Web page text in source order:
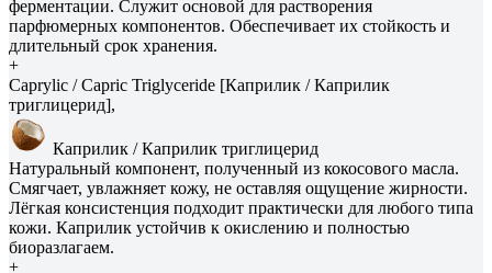
ферментации. Служит основой для растворения
парфюмерных компонентов. Обеспечивает их стойкость и
длительный срок хранения.
+
Caprylic / Capric Triglyceride [Каприлик / Каприлик
триглицерид],
Каприлик / Каприлик триглицерид
Натуральный компонент, полученный из кокосового масла.
Смягчает, увлажняет кожу, не оставляя ощущение жирности.
Лёгкая консистенция подходит практически для любого типа
кожи. Каприлик устойчив к окислению и полностью
биоразлагаем.
+